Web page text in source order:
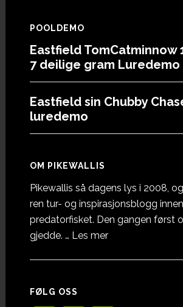
POOLDEMO
Eastfield TomCatminnow
7 deilige gram Luredemo
Eastfield sin Chubby
luredemo
OM PIKEWALLIS
Pikewallis så dagens lys i 2008,
ren tur- og inspirasjonsblogg
predatorfisket. Den gangen først
gjedde. … Les meromOm
FØLG OSS